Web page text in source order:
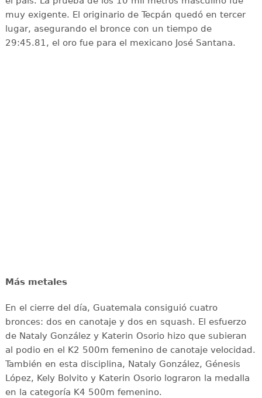
muy exigente. El originario de Tecpán quedó en tercer
lugar, asegurando el bronce con un tiempo de
29:45.81, el oro fue para el mexicano José Santana.
Más metales
En el cierre del día, Guatemala consiguió cuatro
bronces: dos en canotaje y dos en squash. El esfuerzo
de Nataly González y Katerin Osorio hizo que subieran
al podio en el K2 500m femenino de canotaje velocidad.
También en esta disciplina, Nataly González, Génesis
López, Kely Bolvito y Katerin Osorio lograron la medalla
en la categoría K4 500m femenino.